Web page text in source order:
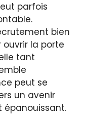
parfois
bien
la porte
tant
peut se
un avenir
épanouissant.